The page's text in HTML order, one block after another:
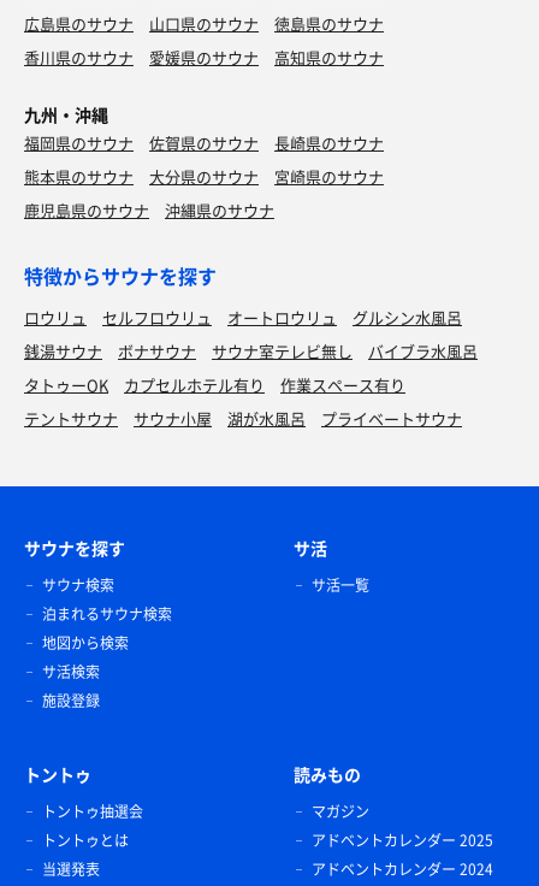
広島県のサウナ
山口県のサウナ
徳島県のサウナ
香川県のサウナ
愛媛県のサウナ 高知県のサウナ
九州・沖縄
福岡県のサウナ 佐賀県のサウナ
長崎県のサウナ
熊本県のサウナ
大分県のサウナ
宮崎県のサウナ
鹿児島県のサウナ
沖縄県のサウナ
特徴からサウナを探す
ロウリュ セルフロウリュ オートロウリュ
グルシン水風呂
銭湯サウナ
ボナサウナ サウナ室テレビ無し
バイブラ水風呂
タトゥーOK
カプセルホテル有り
作業スペース有り
テントサウナ
サウナ小屋 湖が水風呂 プライベートサウナ
サウナを探す
サウナ検索
泊まれるサウナ検索
地図から検索
サ活検索
施設登録
サ活
サ活一覧
トントゥ
トントゥ抽選会
トントゥとは
当選発表
読みもの
マガジン
アドベントカレンダー 2025
アドベントカレンダー 2024